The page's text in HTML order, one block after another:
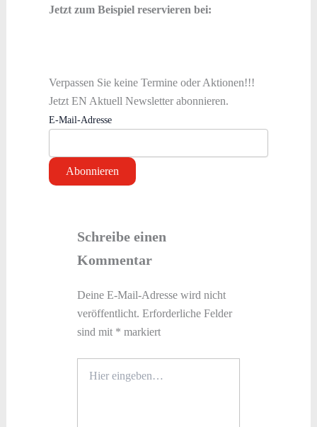
Jetzt zum Beispiel reservieren bei:
Verpassen Sie keine Termine oder Aktionen!!!
Jetzt EN Aktuell Newsletter abonnieren.
E-Mail-Adresse
Schreibe einen
Kommentar
Deine E-Mail-Adresse wird nicht
veröffentlicht. Erforderliche Felder
sind mit * markiert
eingeben…